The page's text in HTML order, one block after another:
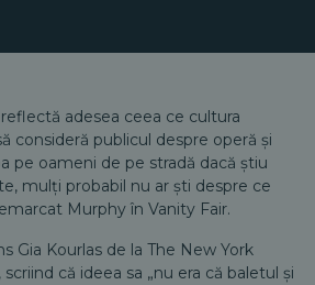
adesea ceea ce cultura
consideră publicul despre operă și
pe oameni de pe stradă dacă știu
mulți probabil nu ar ști despre ce
Murphy în Vanity Fair.
Gia Kourlas de la The New York
, scriind că ideea sa „nu era că baletul și